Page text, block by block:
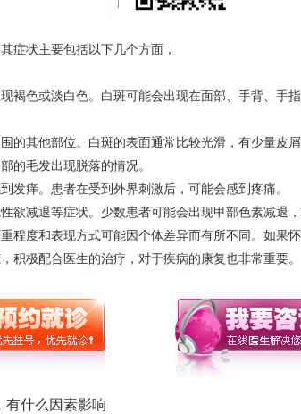
症状主要包括以下几个方面，
褐色或淡白色。白斑可能会出现在面部、手背、手
的其他部位。白斑的表面通常比较光滑，有少量皮
的毛发出现脱落的情况。
发痒。患者在受到外界刺激后，可能会感到疼痛。
欲减退等症状。少数患者可能会出现甲部色素减退
程度和表现方式可能因个体差异而有所不同。如果
积极配合医生的治疗，对于疾病的康复也非常重要。
有什么因素影响